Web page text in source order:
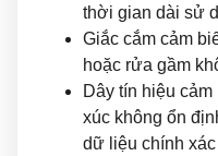
thời gian dài sử
Giắc cắm cảm
hoặc rửa gầm
Dây tín hiệu
xúc không ổn
dữ liệu chính